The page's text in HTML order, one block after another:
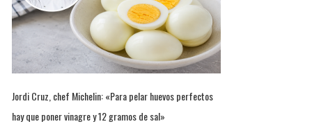
Jordi Cruz, chef Michelin: «Para pelar huevos perfectos
hay que poner vinagre y 12 gramos de sal»